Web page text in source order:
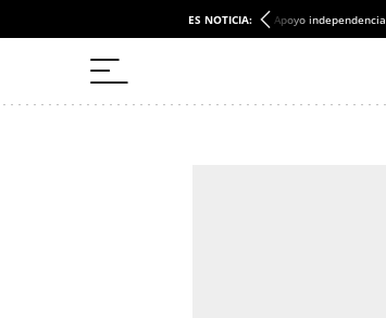
ES NOTICIA: Apoyo independencia